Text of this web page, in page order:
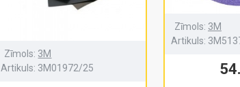
Zīmols: 3M
Artikuls: 3M01972/25
Zīmols: 3M
Artikuls: